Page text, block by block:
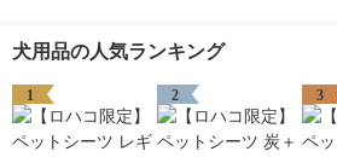
犬用品の人気ランキング
1 2 3